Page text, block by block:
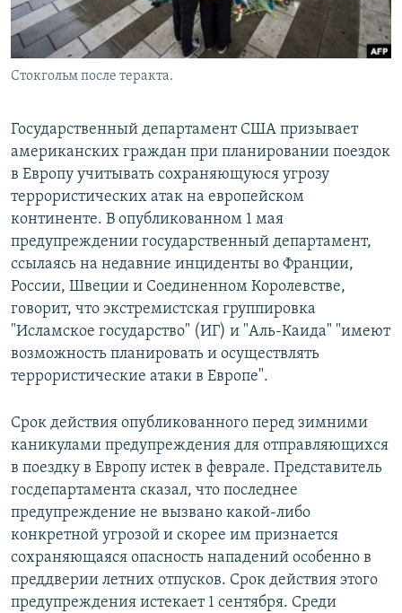
Стокгольм после теракта.
Государственный департамент США призывает
американских граждан при планировании поездок
в Европу учитывать сохраняющуюся угрозу
террористических атак на европейском
континенте. В опубликованном 1 мая
предупреждении государственный департамент,
ссылаясь на недавние инциденты во Франции,
России, Швеции и Соединенном Королевстве,
говорит, что экстремистская группировка
"Исламское государство" (ИГ) и "Аль-Каида" "имеют
возможность планировать и осуществлять
террористические атаки в Европе".
Срок действия опубликованного перед зимними
каникулами предупреждения для отправляющихся
в поездку в Европу истек в феврале. Представитель
госдепартамента сказал, что последнее
предупреждение не вызвано какой-либо
конкретной угрозой и скорее им признается
сохраняющаяся опасность нападений особенно в
преддверии летних отпусков. Срок действия этого
предупреждения истекает 1 сентября. Среди